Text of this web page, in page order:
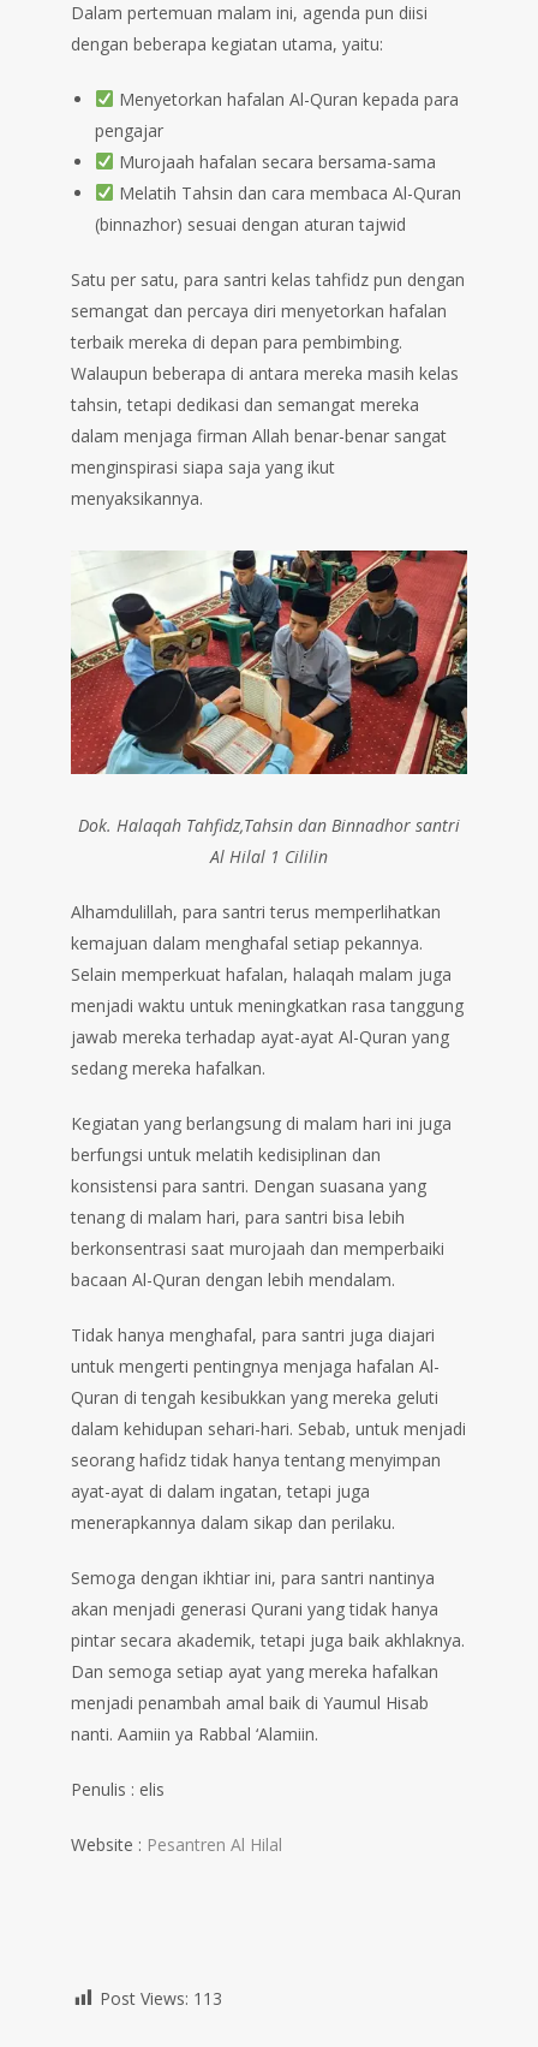
Dalam pertemuan malam ini, agenda pun diisi
dengan beberapa kegiatan utama, yaitu:
Menyetorkan hafalan Al-Quran kepada para
pengajar
Murojaah hafalan secara bersama-sama
Melatih Tahsin dan cara membaca Al-Quran
(binnazhor) sesuai dengan aturan tajwid
Satu per satu, para santri kelas tahfidz pun dengan
semangat dan percaya diri menyetorkan hafalan
terbaik mereka di depan para pembimbing.
Walaupun beberapa di antara mereka masih kelas
tahsin, tetapi dedikasi dan semangat mereka
dalam menjaga firman Allah benar-benar sangat
menginspirasi siapa saja yang ikut
menyaksikannya.
Dok. Halaqah Tahfidz,Tahsin dan Binnadhor santri
Al Hilal 1 Cililin
Alhamdulillah, para santri terus memperlihatkan
kemajuan dalam menghafal setiap pekannya.
Selain memperkuat hafalan, halaqah malam juga
menjadi waktu untuk meningkatkan rasa tanggung
jawab mereka terhadap ayat-ayat Al-Quran yang
sedang mereka hafalkan.
Kegiatan yang berlangsung di malam hari ini juga
berfungsi untuk melatih kedisiplinan dan
konsistensi para santri. Dengan suasana yang
tenang di malam hari, para santri bisa lebih
berkonsentrasi saat murojaah dan memperbaiki
bacaan Al-Quran dengan lebih mendalam.
Tidak hanya menghafal, para santri juga diajari
untuk mengerti pentingnya menjaga hafalan Al-
Quran di tengah kesibukkan yang mereka geluti
dalam kehidupan sehari-hari. Sebab, untuk menjadi
seorang hafidz tidak hanya tentang menyimpan
ayat-ayat di dalam ingatan, tetapi juga
menerapkannya dalam sikap dan perilaku.
Semoga dengan ikhtiar ini, para santri nantinya
akan menjadi generasi Qurani yang tidak hanya
pintar secara akademik, tetapi juga baik akhlaknya.
Dan semoga setiap ayat yang mereka hafalkan
menjadi penambah amal baik di Yaumul Hisab
nanti. Aamiin ya Rabbal ‘Alamiin.
Penulis : elis
Website : Pesantren Al Hilal
Post Views: 113